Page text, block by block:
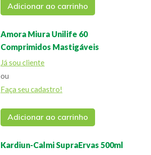
Adicionar ao carrinho
Amora Miura Unilife 60
Comprimidos Mastigáveis
Já sou cliente
ou
Faça seu cadastro!
Adicionar ao carrinho
Kardiun-Calmi SupraErvas 500ml